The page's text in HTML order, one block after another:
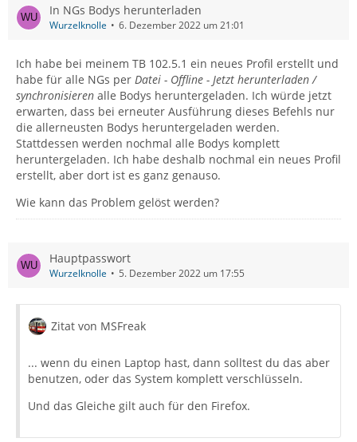
In NGs Bodys herunterladen
Wurzelknolle 6. Dezember 2022 um 21:01
Ich habe bei meinem TB 102.5.1 ein neues Profil erstellt und
habe für alle NGs per Datei - Offline - Jetzt herunterladen /
synchronisieren alle Bodys heruntergeladen. Ich würde jetzt
erwarten, dass bei erneuter Ausführung dieses Befehls nur
die allerneusten Bodys heruntergeladen werden.
Stattdessen werden nochmal alle Bodys komplett
heruntergeladen. Ich habe deshalb nochmal ein neues Profil
erstellt, aber dort ist es ganz genauso.
Wie kann das Problem gelöst werden?
Hauptpasswort
Wurzelknolle 5. Dezember 2022 um 17:55
Zitat von MSFreak
... wenn du einen Laptop hast, dann solltest du das aber
benutzen, oder das System komplett verschlüsseln.
Und das Gleiche gilt auch für den Firefox.